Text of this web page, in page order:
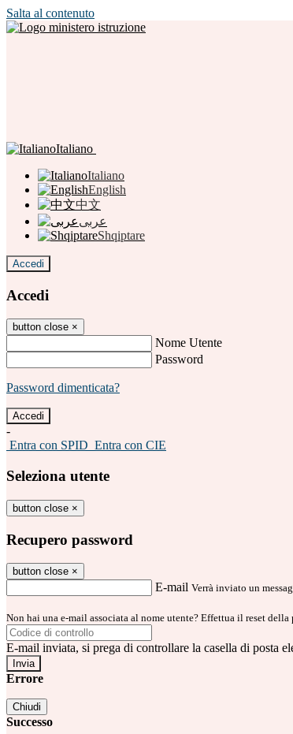
Salta al contenuto
Italiano
Italiano
English
中文
عربى
Shqiptare
Accedi
Accedi
button close ×
Nome Utente
Password
Password dimenticata?
-
Entra con SPID Entra con CIE
Seleziona utente
button close ×
Recupero password
button close ×
E-mail Verrà inviato un
Non hai una e-mail associata al nome utente? Effettua il reset della
E-mail inviata, si prega di controllare la casella di posta
Errore
Chiudi
Successo